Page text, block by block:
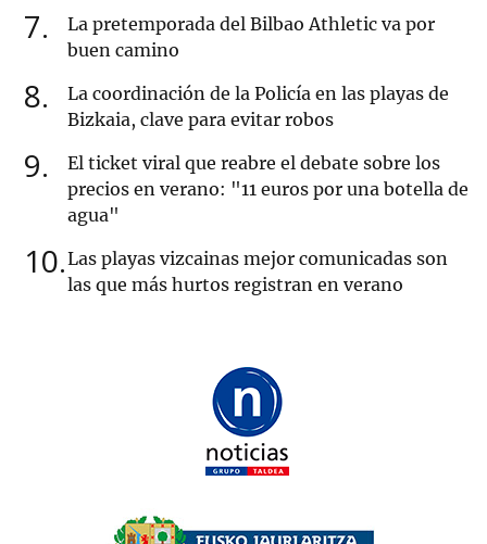
7
La pretemporada del Bilbao Athletic va por
buen camino
8
La coordinación de la Policía en las playas de
Bizkaia, clave para evitar robos
9
El ticket viral que reabre el debate sobre los
precios en verano: "11 euros por una botella de
agua"
10 Las playas vizcainas mejor comunicadas son
las que más hurtos registran en verano